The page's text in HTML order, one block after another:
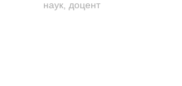
наук, доцент